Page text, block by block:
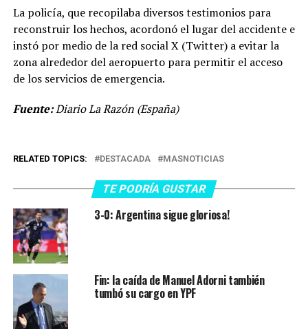
La policía, que recopilaba diversos testimonios para
reconstruir los hechos, acordonó el lugar del accidente e
instó por medio de la red social X (Twitter) a evitar la
zona alrededor del aeropuerto para permitir el acceso
de los servicios de emergencia.
Fuente:Diario La Razón (España)
RELATED TOPICS: DESTACADA MASNOTICIAS
TE PODRÍA GUSTAR
3-0: Argentina sigue gloriosa!
Fin: la caída de Manuel Adorni también
tumbó su cargo en YPF